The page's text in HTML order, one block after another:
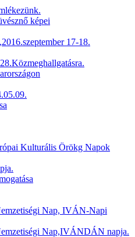
képei
17-18.
Kulturális Örökg Napok
Nap, IVÁN-Napi
Nap,IVÁNDÁN napja.